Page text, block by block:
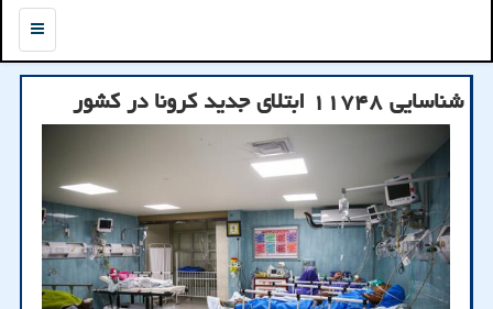
منو
شناسایی ۱۱۷۴۸ ابتلای جدید كرونا در كشور